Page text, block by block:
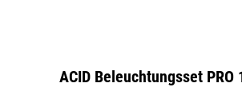
ACID Beleuchtungsset PRO